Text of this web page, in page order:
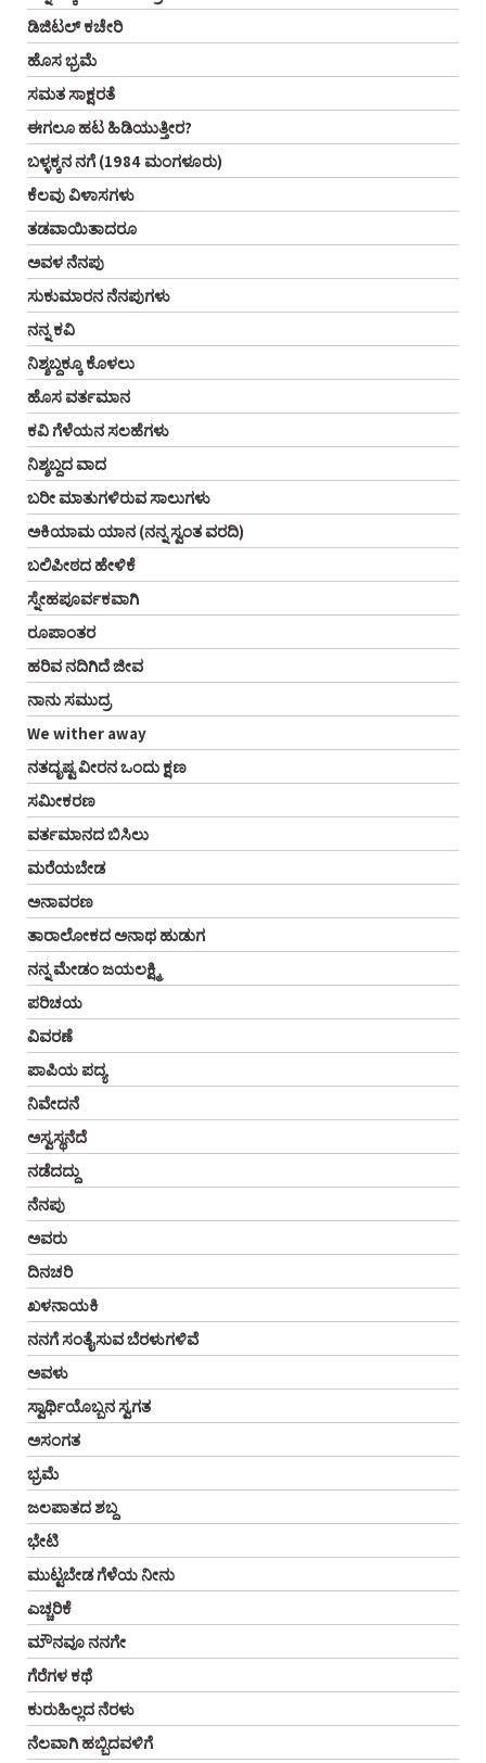
ಡಿಜಿಟಲ್‌ ಕಚೇರಿ
ಹೊಸ ಭ್ರಮೆ
ಸಮತ ಸಾಕ್ಷರತೆ
ಈಗಲೂ ಹಟ ಹಿಡಿಯುತ್ತೀರ?
ಬಳ್ಳಕ್ಕನ ನಗೆ (1984 ಮಂಗಳೂರು)
ಕೆಲವು ವಿಳಾಸಗಳು
ತಡವಾಯಿತಾದರೂ
ಅವಳ ನೆನಪು
ಸುಕುಮಾರನ ನೆನಪುಗಳು
ನನ್ನ ಕವಿ
ನಿಶ್ಶಬ್ದಕ್ಕೂ ಕೊಳಲು
ಹೊಸ ವರ್ತಮಾನ
ಕವಿ ಗೆಳೆಯನ ಸಲಹೆಗಳು
ನಿಶ್ಶಬ್ದದ ವಾದ
ಬರೀ ಮಾತುಗಳಿರುವ ಸಾಲುಗಳು
ಅಕಿಯಾಮ ಯಾನ (ನನ್ನ ಸ್ವಂತ ವರದಿ)
ಬಲಿಪೀಠದ ಹೇಳಿಕೆ
ಸ್ನೇಹಪೂರ್ವಕವಾಗಿ
ರೂಪಾಂತರ
ಹರಿವ ನದಿಗಿದೆ ಜೀವ
ನಾನು ಸಮುದ್ರ
We wither away
ನತದೃಷ್ಟ ವೀರನ ಒಂದು ಕ್ಷಣ
ಸಮೀಕರಣ
ವರ್ತಮಾನದ ಬಿಸಿಲು
ಮರೆಯಬೇಡ
ಅನಾವರಣ
ತಾರಾಲೋಕದ ಅನಾಥ ಹುಡುಗ
ನನ್ನ ಮೇಡಂ ಜಯಲಕ್ಷ್ಮಿ
ಪರಿಚಯ
ವಿವರಣೆ
ಪಾಪಿಯ ಪದ್ಯ
ನಿವೇದನೆ
ಅಸ್ವಸ್ಥನೆದೆ
ನಡೆದದ್ದು
ನೆನಪು
ಅವರು
ದಿನಚರಿ
ಖಳನಾಯಕಿ
ನನಗೆ ಸಂತೈಸುವ ಬೆರಳುಗಳಿವೆ
ಅವಳು
ಸ್ವಾರ್ಥಿಯೊಬ್ಬನ ಸ್ವಗತ
ಅಸಂಗತ
ಭ್ರಮೆ
ಜಲಪಾತದ ಶಬ್ದ
ಭೇಟಿ
ಮುಟ್ಟಬೇಡ ಗೆಳೆಯ ನೀನು
ಎಚ್ಚರಿಕೆ
ಮೌನವೂ ನನಗೇ
ಗೆರೆಗಳ ಕಥೆ
ಕುರುಹಿಲ್ಲದ ನೆರಳು
ನೆಲವಾಗಿ ಹಬ್ಬಿದವಳಿಗೆ